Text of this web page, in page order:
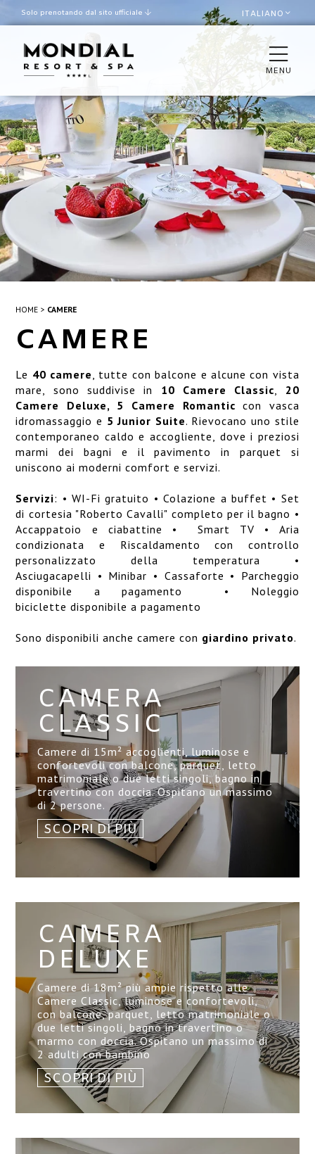
Solo prenotando dal sito ufficiale
Late check out secondo
disponibilità
ITALIANO
MENU
CAMERE
LA VILLA
RISTORANTI & BAR
SPA & WELLNESS
PISCINA E SPIAGGIA
SERVIZI
OBLONG
GALLERY
HOME CAMERE
CAMERE
Le 40 camere, tutte con balcone e alcune con vista
mare, sono suddivise in 10 Camere Classic, 20
Camere Deluxe, 5 Camere Romanticcon vasca
idromassaggio e 5 Junior Suite. Rievocano uno stile
contemporaneo caldo e accogliente, dove i preziosi
marmi dei bagni e il pavimento in parquet si
uniscono ai moderni comfort e servizi.
Servizi: • WI-Figratuito • Colazione a buffet • Set
di cortesia "Roberto Cavalli" completo per il bagno •
Accappatoio e ciabattine •
Smart TV • Aria
condizionata e Riscaldamento con controllo
personalizzato della temperatura •
Asciugacapelli • Minibar • Cassaforte • Parcheggio
disponibile a pagamento • Noleggio
biciclette disponibile a pagamento
Sono disponibili anche camere con giardino privato.
CAMERA
CLASSIC
Camere di 15m² accoglienti, luminose e
confortevoli con balcone, parquet, letto
matrimoniale o due letti singoli, bagno in
travertino con doccia. Ospitano un massimo
di 2 persone.
SCOPRI DI PIÙ
CAMERA
DELUXE
Camere di 18m²più ampie rispetto alle
Camere Classic, luminose e confortevoli,
con balcone, parquet, letto matrimoniale o
due letti singoli, bagno in travertino o
marmo con doccia. Ospitano un massimo di
2 adulti con bambino
SCOPRI DI PIÙ